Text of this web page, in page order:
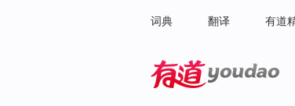
词典 翻译 有道